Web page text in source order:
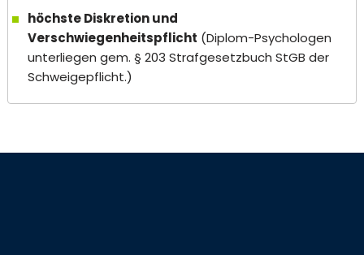
höchste Diskretion und
Verschwiegenheitspflicht (Diplom-Psychologen
unterliegen gem. § 203 Strafgesetzbuch StGB der
Schweigepflicht.)